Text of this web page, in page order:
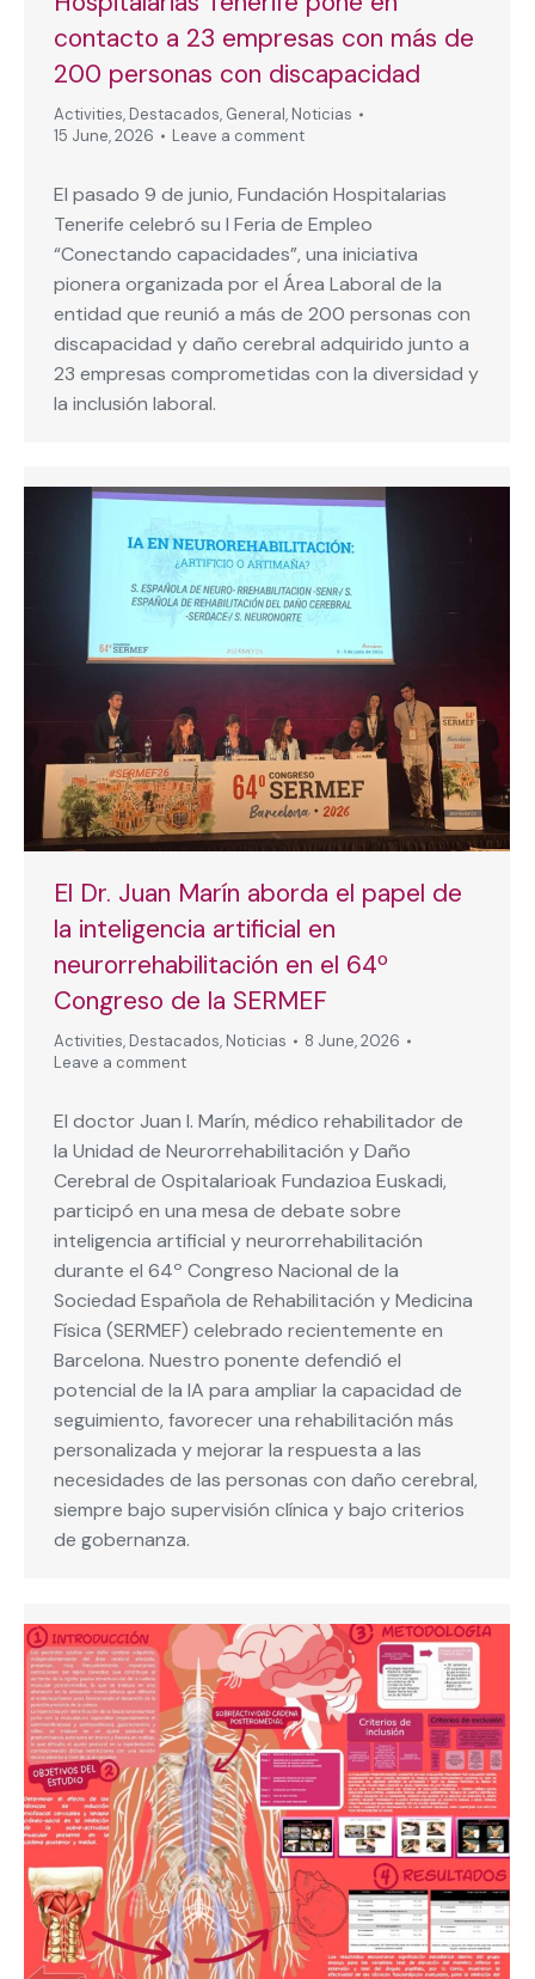
contacto a 23 empresas con más de
200 personas con discapacidad
Activities, Destacados, General, Noticias
15 June, 2026
Leave a comment
El pasado 9 de junio, Fundación Hospitalarias
Tenerife celebró su I Feria de Empleo
“Conectando capacidades”, una iniciativa
pionera organizada por el Área Laboral de la
entidad que reunió a más de 200 personas con
discapacidad y daño cerebral adquirido junto a
23 empresas comprometidas con la diversidad y
la inclusión laboral.
El Dr. Juan Marín aborda el papel de
la inteligencia artificial en
neurorrehabilitación en el 64º
Congreso de la SERMEF
Activities, Destacados, Noticias
8 June, 2026
Leave a comment
El doctor Juan I. Marín, médico rehabilitador de
la Unidad de Neurorrehabilitación y Daño
Cerebral de Ospitalarioak Fundazioa Euskadi,
participó en una mesa de debate sobre
inteligencia artificial y neurorrehabilitación
durante el 64º Congreso Nacional de la
Sociedad Española de Rehabilitación y Medicina
Física (SERMEF) celebrado recientemente en
Barcelona. Nuestro ponente defendió el
potencial de la IA para ampliar la capacidad de
seguimiento, favorecer una rehabilitación más
personalizada y mejorar la respuesta a las
necesidades de las personas con daño cerebral,
siempre bajo supervisión clínica y bajo criterios
de gobernanza.